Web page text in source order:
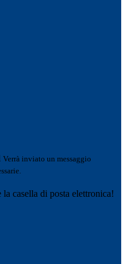
Verrà inviato un messaggio
casella di posta elettronica!